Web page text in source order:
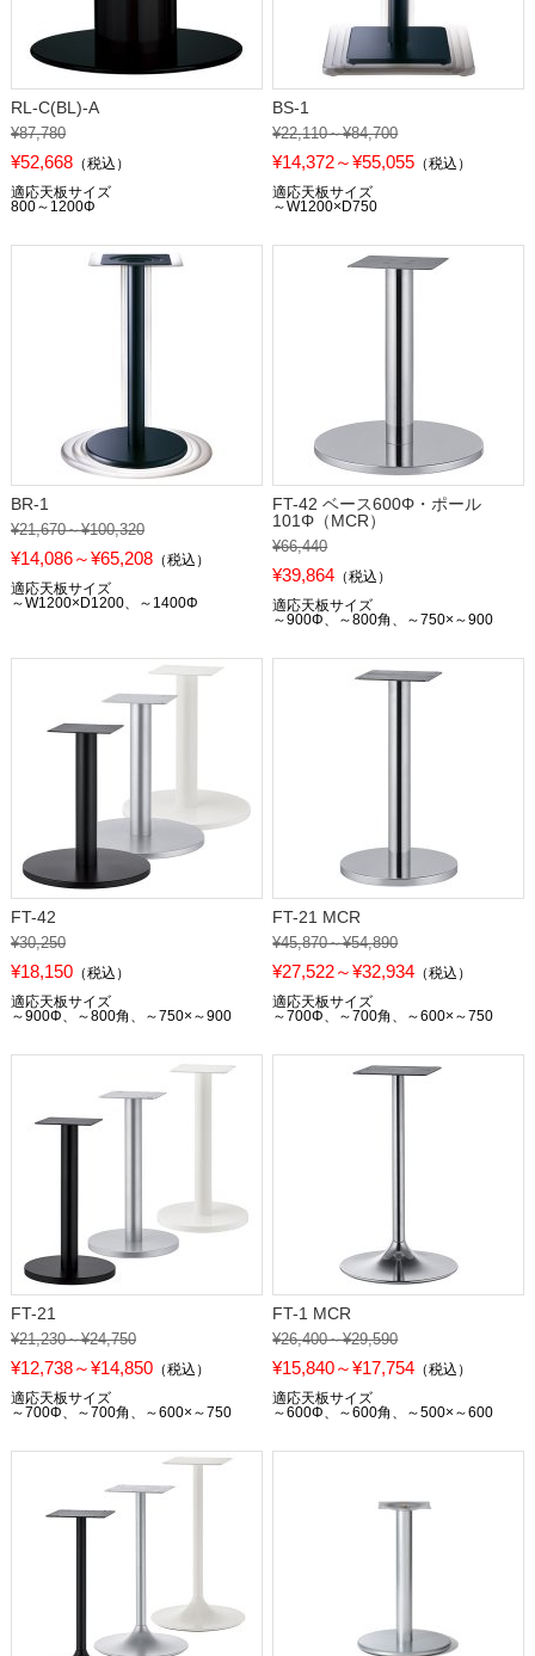
RL-C(BL)-A
¥87,780
¥52,668（税込）
適応天板サイズ
800～1200Φ
BS-1
¥22,110～¥84,700
¥14,372～¥55,055 （税込）
適応天板サイズ
～W1200×D750
BR-1
¥21,670～¥100,320
¥14,086～¥65,208（税込）
適応天板サイズ
～W1200×D1200、～1400Φ
FT-42 ベース600Φ・ポール
101Φ（MCR）
¥66,440
¥39,864 （税込）
適応天板サイズ
～900Φ、～800角、～750×～900
FT-42
¥30,250
¥18,150（税込）
適応天板サイズ
～900Φ、～800角、～750×～900
FT-21 MCR
¥45,870～¥54,890
¥27,522～¥32,934 （税込）
適応天板サイズ
～700Φ、～700角、～600×～750
FT-21
¥21,230～¥24,750
¥12,738～¥14,850（税込）
適応天板サイズ
～700Φ、～700角、～600×～750
FT-1 MCR
¥26,400～¥29,590
¥15,840～¥17,754 （税込）
適応天板サイズ
～600Φ、～600角、～500×～600